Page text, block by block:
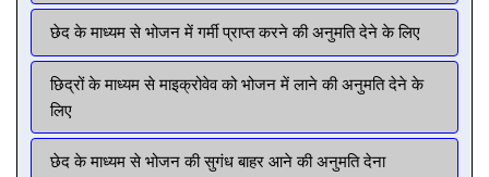
छेद के माध्यम से भोजन में गर्मी प्राप्त करने की अनुमति देने के लिए
छिद्रों के माध्यम से माइक्रोवेव को भोजन में लाने की अनुमति देने के
लिए
छेद के माध्यम से भोजन की सुगंध बाहर आने की अनुमति देना